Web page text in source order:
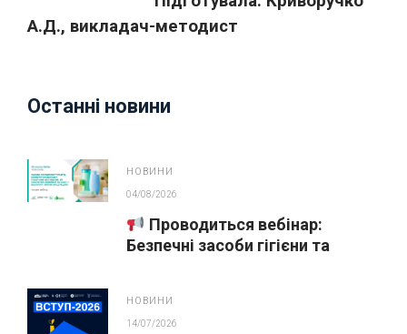
А.Д., викладач-методист
Останні новини
НОВИНИ
04/08/2026
Проводиться вебінар:
Безпечні засоби гігієни та
НОВИНИ
14/07/2026